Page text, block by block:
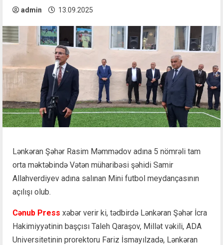
admin 13.09.2025
Lənkəran Şəhər Rasim Məmmədov adına 5 nömrəli tam
orta məktəbində Vətən müharibəsi şəhidi Samir
Allahverdiyev adına salınan Mini futbol meydançasının
açılışı olub.
Cənub Press xəbər verir ki, tədbirdə Lənkəran Şəhər İcra
Hakimiyyətinin başçısı Taleh Qaraşov, Millət vəkili, ADA
Universitetinin prorektoru Fariz İsmayılzadə, Lənkəran